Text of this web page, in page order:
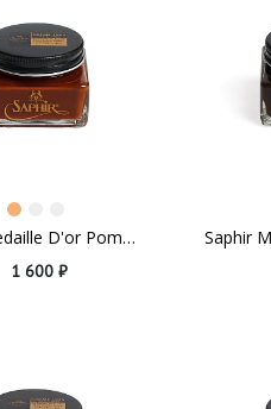
Saphir Medaille D'or Pommadier Cognac
1 600 ₽